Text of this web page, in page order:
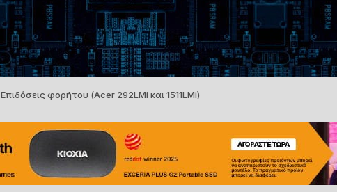
Επιδόσεις φορήτου (Acer 292LMi και 1511LMi)